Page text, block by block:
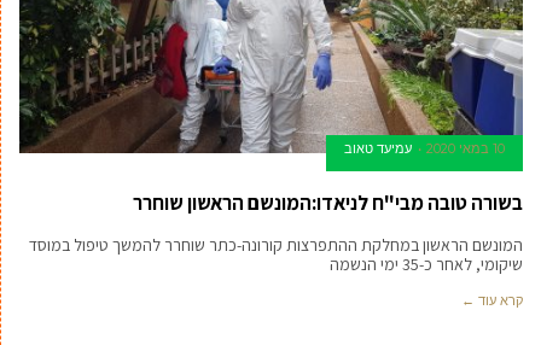
10 במאי 2020 עמיעד טאוב
בשורה טובה מבי"ח לניאדו:המונשם הראשון שוחרר
המונשם הראשון במחלקת ההתפרצות קורונה-כתר שוחרר להמשך טיפול במוסד
שיקומי, לאחר כ-35 ימי הנשמה
קרא עוד ←